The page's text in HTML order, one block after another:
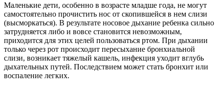
Маленькие дети, особенно в возрасте младше года, не могут
самостоятельно прочистить нос от скопившейся в нем слизи
(высморкаться). В результате носовое дыхание ребенка сильно
затрудняется либо и вовсе становится невозможным,
приходится для этих целей пользоваться ртом. При дыхании
только через рот происходит пересыхание бронхиальной
слизи, возникает тяжелый кашель, инфекция уходит вглубь
дыхательных путей. Последствием может стать бронхит или
воспаление легких.